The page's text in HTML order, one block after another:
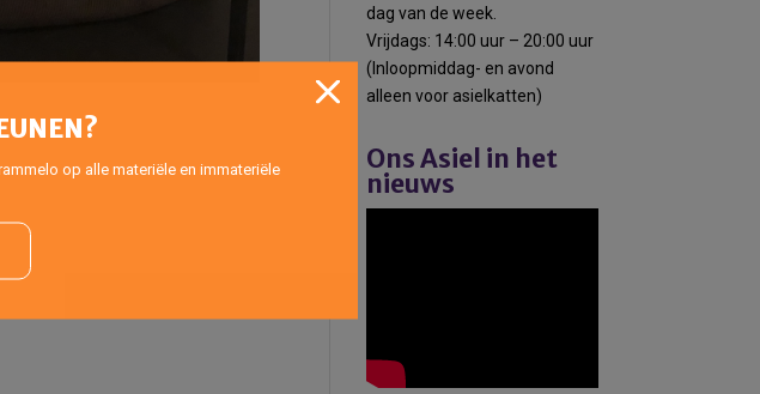
dag van de week.
Vrijdags: 14:00 uur – 20:00 uur
(Inloopmiddag- en avond
alleen voor asielkatten)
Ons Asiel in het
nieuws
op alle materiële en immateriële